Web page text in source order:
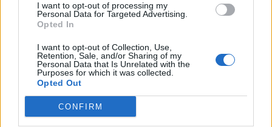
I want to opt-out of processing my
Personal Data for Targeted Advertising.
Opted In
I want to opt-out of Collection, Use,
Retention, Sale, and/or Sharing of my
Personal Data that Is Unrelated with the
Purposes for which it was collected.
Opted Out
CONFIRM
Skoda: Ξεκίνησε η παραγωγή του
νέου Peaq – Δείτε Video από τη
γραμμή παραγωγής
WEB TV 6.8.2026